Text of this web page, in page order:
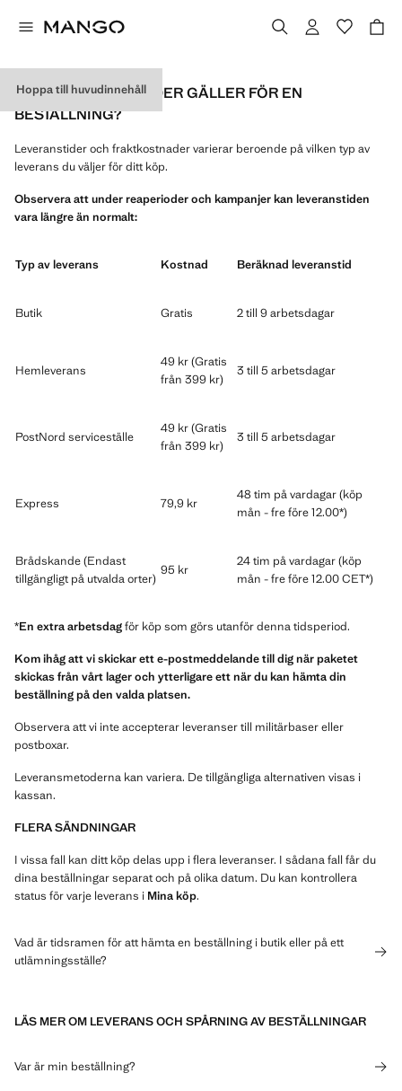
Hoppa till huvudinnehåll
VILKA LEVERANSTIDER GÄLLER FÖR EN
BESTÄLLNING?
Leveranstider och fraktkostnader varierar beroende på vilken typ av
leverans du väljer för ditt köp.
Observera att under reaperioder och kampanjer kan leveranstiden
vara längre än normalt:
Typ av leverans Kostnad Beräknad leveranstid
Butik Gratis 2 till 9 arbetsdagar
Hemleverans
49 kr (Gratis
från 399 kr)
3 till 5 arbetsdagar
PostNord serviceställe
49 kr (Gratis
från 399 kr)
3 till 5 arbetsdagar
Express 79,9 kr
48 tim på vardagar (köp
mån - fre före 12.00*)
Brådskande (Endast
tillgängligt på utvalda orter)
95 kr
24 tim på vardagar (köp
mån - fre före 12.00 CET*)
*En extra arbetsdagför köp som görs utanför denna tidsperiod.
Kom ihåg att vi skickar ett e-postmeddelande till dig när paketet
skickas från vårt lager och ytterligare ett när du kan hämta din
beställning på den valda platsen.
Observera att vi inte accepterar leveranser till militärbaser eller
postboxar.
Leveransmetoderna kan variera. De tillgängliga alternativen visas i
kassan.
FLERA SÄNDNINGAR
I vissa fall kan ditt köp delas upp i flera leveranser. I sådana fall får du
dina beställningar separat och på olika datum. Du kan kontrollera
status för varje leverans i Mina köp.
Vad är tidsramen för att hämta en beställning i butik eller på ett
utlämningsställe?
LÄS MER OM LEVERANS OCH SPÅRNING AV BESTÄLLNINGAR
Var är min beställning?